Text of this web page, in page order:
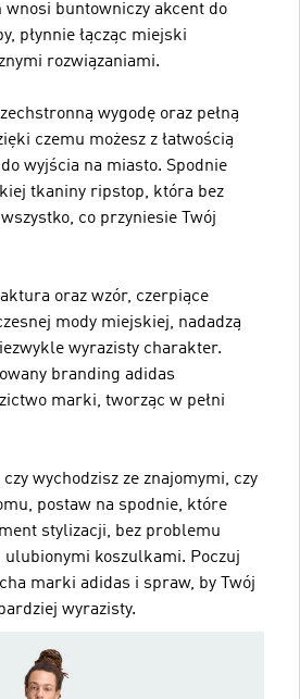
wnosi buntowniczy akcent do
płynnie łącząc miejski
rozwiązaniami.
wygodę oraz pełną
czemu możesz z łatwością
wyjścia na miasto. Spodnie
tkaniny ripstop, która bez
co przyniesie Twój
oraz wzór, czerpiące
mody miejskiej, nadadzą
wyrazisty charakter.
branding adidas
marki, tworząc w pełni
wychodzisz ze znajomymi, czy
postaw na spodnie, które
stylizacji, bez problemu
ulubionymi koszulkami. Poczuj
marki adidas i spraw, by Twój
wyrazisty.